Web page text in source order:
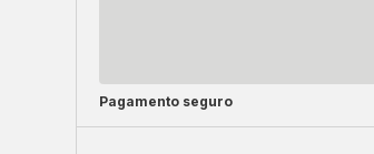
Pagamento seguro